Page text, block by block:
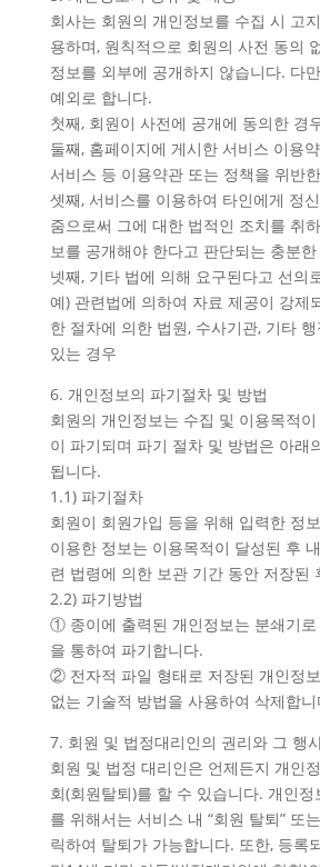
회사는 회원의 개인정보를 수집 시 고
용하며, 원칙적으로 회원의 사전 동의
정보를 외부에 공개하지 않습니다. 다
예외로 합니다.
첫째, 회원이 사전에 공개에 동의한 경
둘째, 홈페이지에 게시한 서비스 이용
서비스 등 이용약관 또는 정책을 위반
셋째, 서비스를 이용하여 타인에게 정
줌으로써 그에 대한 법적인 조치를 취
보를 공개해야 한다고 판단되는 충분
넷째, 기타 법에 의해 요구된다고 선의
예) 관련법에 의하여 자료 제공이 강제
한 절차에 의한 법원, 수사기관, 기타
있는 경우
6. 개인정보의 파기절차 및 방법
회원의 개인정보는 수집 및 이용목적
이 파기되며 파기 절차 및 방법은 아래
됩니다.
1.1) 파기절차
회원이 회원가입 등을 위해 입력한 정
이용한 정보는 이용목적이 달성된 후
련 법령에 의한 보관 기간 동안 저장된
2.2) 파기방법
① 종이에 출력된 개인정보는 분쇄기
을 통하여 파기합니다.
② 전자적 파일 형태로 저장된 개인정
없는 기술적 방법을 사용하여 삭제합니
7. 회원 및 법정대리인의 권리와 그 행
회원 및 법정 대리인은 언제든지 개인
회(회원탈퇴)를 할 수 있습니다. 개인
를 위해서는 서비스 내 “회원 탈퇴” 또
릭하여 탈퇴가 가능합니다. 또한, 등록